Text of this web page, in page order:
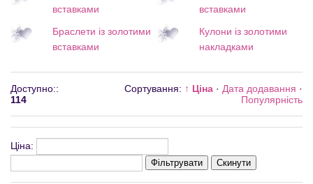
вставками
вставками
Браслети із золотими
вставками
Кулони із золотими
накладками
Доступно::
114
Сортування: ↑ Ціна · Дата додавання ·
Популярність
Ціна:
Фільтрувати Скинути